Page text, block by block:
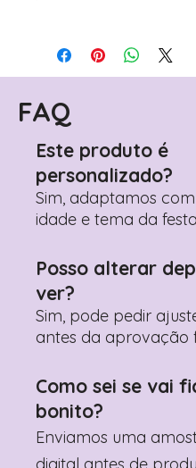
Avance para a página de
(próximo passo após o
Encontre o campo de
Pedido"
Adicione ali todos os
Prefere fazer seu pedido
WhatsApp? Clique aqui
contactar: +351 960 119 353
FAQ
Este produto é
personalizado?
Sim, adaptamos
idade e tema da
Posso alterar
ver?
Sim, pode pedir
antes da aprovação
Como sei se vai
bonito?
Enviamos uma